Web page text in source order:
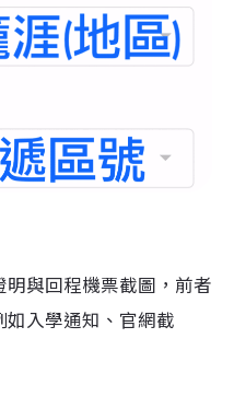
與回程機票截圖，前者
入學通知、官網截